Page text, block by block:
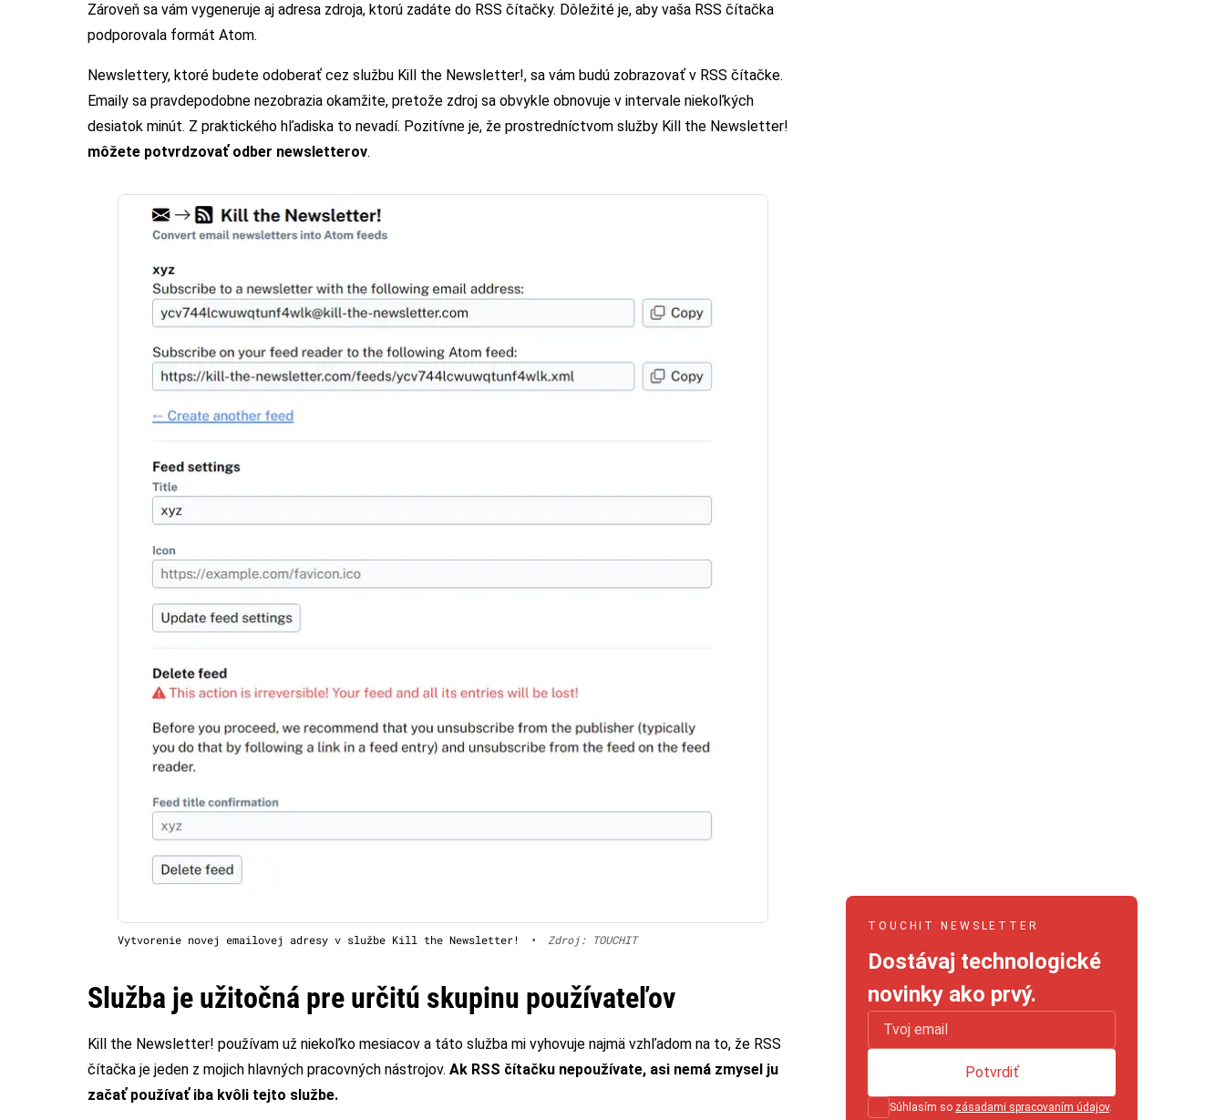
Zároveň sa vám vygeneruje aj adresa zdroja, ktorú zadáte do RSS čítačky. Dôležité je, aby vaša RSS čítačka
podporovala formát Atom.
Newslettery, ktoré budete odoberať cez službu Kill the Newsletter!, sa vám budú zobrazovať v RSS čítačke.
Emaily sa pravdepodobne nezobrazia okamžite, pretože zdroj sa obvykle obnovuje v intervale niekoľkých
desiatok minút. Z praktického hľadiska to nevadí. Pozitívne je, že prostredníctvom služby Kill the Newsletter!
môžete potvrdzovať odber newsletterov.
Vytvorenie novej emailovej adresy v službe Kill the Newsletter! • Zdroj: TOUCHIT
Služba je užitočná pre určitú skupinu používateľov
Kill the Newsletter! používam už niekoľko mesiacov a táto služba mi vyhovuje najmä vzhľadom na to, že RSS
čítačka je jeden z mojich hlavných pracovných nástrojov. Ak RSS čítačku nepoužívate, asi nemá zmysel ju
začať používať iba kvôli tejto službe.
TOUCHIT NEWSLETTER
Dostávaj technologické
novinky ako prvý.
Súhlasím so zásadami spracovaním údajov.
Potvrdiť